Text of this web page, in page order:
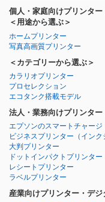
個人・家庭向けプリンター
＜用途から選ぶ＞
ホームプリンター
写真高画質プリンター
＜カテゴリーから選ぶ＞
カラリオプリンター
プロセレクション
エコタンク搭載モデル
法人・業務向けプリンター
エプソンのスマートチャージ
ビジネスプリンター （イン
大判プリンター
ドットインパクトプリンター
レシートプリンター
ラベルプリンター
産業向けプリンター・デジ